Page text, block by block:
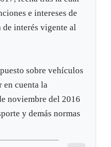
e intereses de
de interés vigente al
sobre vehículos
en cuenta la
noviembre del 2016
y demás normas